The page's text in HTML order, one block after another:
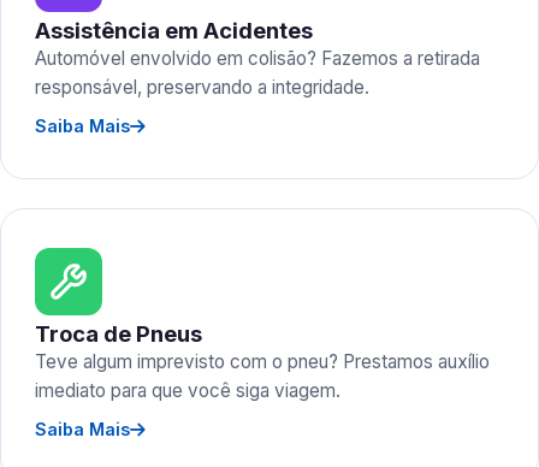
Assistência em Acidentes
Automóvel envolvido em colisão? Fazemos a retirada
responsável, preservando a integridade.
Saiba Mais
Troca de Pneus
Teve algum imprevisto com o pneu? Prestamos auxílio
imediato para que você siga viagem.
Saiba Mais